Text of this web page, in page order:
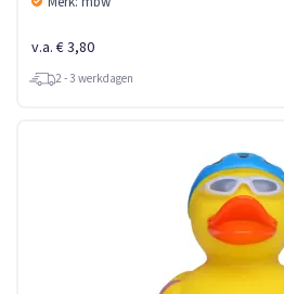
v.a. € 3,80
2 - 3 werkdagen